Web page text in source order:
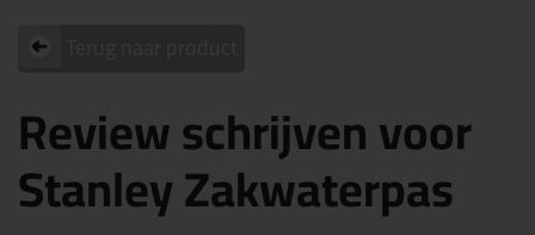
Review schrijven voor
Stanley Zakwaterpas